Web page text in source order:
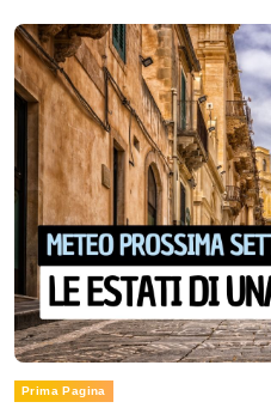
Prima Pagina